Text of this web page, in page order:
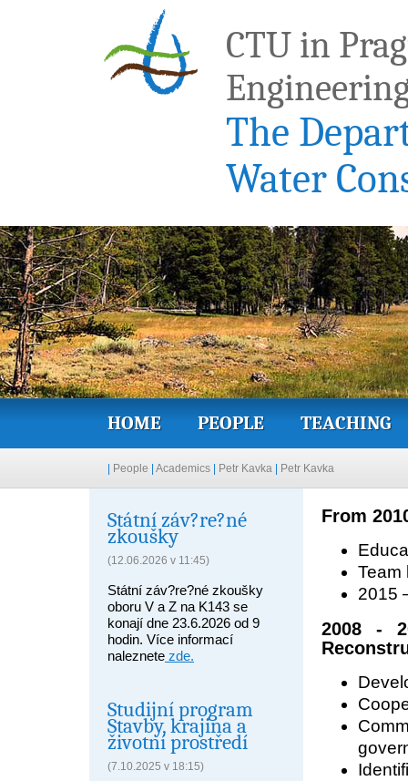
CTU in
The
Water
HOME PEOPLE TEACHING
| People | Academics | Petr Kavka | Petr Kavka
Státní záv?re?né
zkoušky
(12.06.2026 v 11:45)
Státní záv?re?né zkoušky
oboru V a Z na K143 se
konají dne 23.6.2026 od 9
hodin. Více informací
naleznete zde.
Studijní program
Stavby, krajina a
životní prostředí
(7.10.2025 v 18:15)
From
Team
2015
2008 -